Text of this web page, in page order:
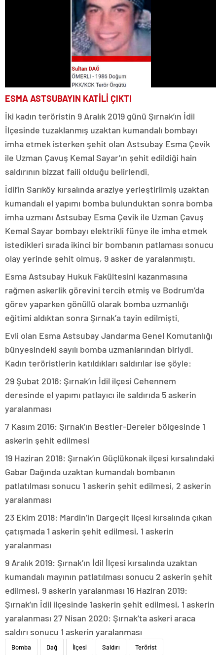
ESMA ASTSUBAYIN KATİLİ ÇIKTI
İki kadın teröristin 9 Aralık 2019 günü Şırnak’ın İdil
İlçesinde tuzaklanmış uzaktan kumandalı bombayı
imha etmek isterken şehit olan Astsubay Esma Çevik
ile Uzman Çavuş Kemal Sayar’ın şehit edildiği hain
saldırının bizzat faili olduğu belirlendi.
İdil’in Sarıköy kırsalında araziye yerleştirilmiş uzaktan
kumandalı el yapımı bomba bulunduktan sonra bomba
imha uzmanı Astsubay Esma Çevik ile Uzman Çavuş
Kemal Sayar bombayı elektrikli fünye ile imha etmek
istedikleri sırada ikinci bir bombanın patlaması sonucu
olay yerinde şehit olmuş, 9 asker de yaralanmıştı.
Esma Astsubay Hukuk Fakültesini kazanmasına
rağmen askerlik görevini tercih etmiş ve Bodrum’da
görev yaparken gönüllü olarak bomba uzmanlığı
eğitimi aldıktan sonra Şırnak’a tayin edilmişti.
Evli olan Esma Astsubay Jandarma Genel Komutanlığı
bünyesindeki sayılı bomba uzmanlarından biriydi.
Kadın teröristlerin katıldıkları saldırılar ise şöyle:
29 Şubat 2016: Şırnak’ın İdil ilçesi Cehennem
deresinde el yapımı patlayıcı ile saldırıda 5 askerin
yaralanması
7 Kasım 2016: Şırnak’ın Bestler-Dereler bölgesinde 1
askerin şehit edilmesi
19 Haziran 2018: Şırnak’ın Güçlükonak ilçesi kırsalındaki
Gabar Dağında uzaktan kumandalı bombanın
patlatılması sonucu 1 askerin şehit edilmesi, 2 askerin
yaralanması
23 Ekim 2018: Mardin’in Dargeçit ilçesi kırsalında çıkan
çatışmada 1 askerin şehit edilmesi, 1 askerin
yaralanması
9 Aralık 2019: Şırnak’ın İdil İlçesi kırsalında uzaktan
kumandalı mayının patlatılması sonucu 2 askerin şehit
edilmesi, 9 askerin yaralanması 16 Haziran 2019:
Şırnak’ın İdil ilçesinde 1askerin şehit edilmesi, 1 askerin
yaralanması 27 Nisan 2020: Şırnak’ta askeri araca
saldırı sonucu 1 askerin yaralanması
Bomba Dağ İlçesi Saldırı Terörist